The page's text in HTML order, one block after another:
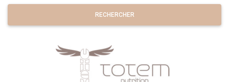
RECHERCHER